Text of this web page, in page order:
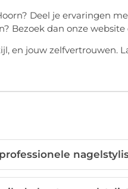
Deel je ervaringen
Bezoek dan onze
en jouw zelfvertrouwen.